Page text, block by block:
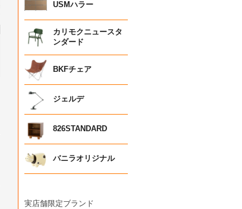
USMハラー
カリモクニュースタ
ンダード
BKFチェア
ジェルデ
826STANDARD
バニラオリジナル
実店舗限定ブランド